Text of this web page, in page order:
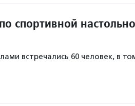
спортивной
встречались 60 человек, в